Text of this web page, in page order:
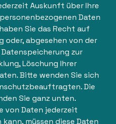
Auskunft über Ihre
Daten
Sie das Recht auf
oder, abgesehen von der
zur
Löschung Ihrer
Bitte wenden Sie sich
Die
Sie ganz unten.
von Daten jederzeit
müssen diese Daten